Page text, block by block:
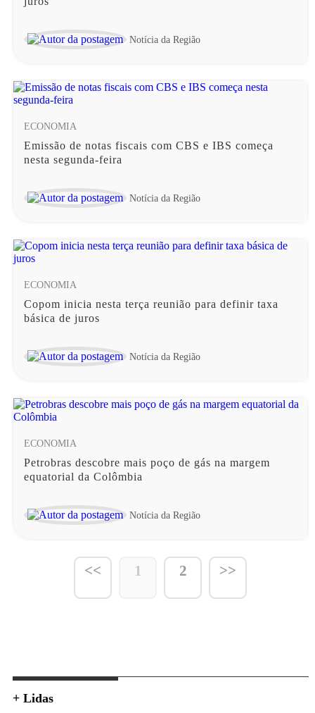
Notícia da Região
ECONOMIA
Emissão de notas fiscais com CBS e IBS começa
nesta segunda-feira
Notícia da Região
ECONOMIA
Copom inicia nesta terça reunião para definir taxa
básica de juros
Notícia da Região
ECONOMIA
Petrobras descobre mais poço de gás na margem
equatorial da Colômbia
Notícia da Região
<< 1 2 >>
+ Lidas